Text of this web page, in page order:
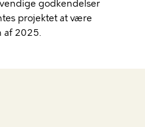
godkendelser
projektet at være
af 2025.